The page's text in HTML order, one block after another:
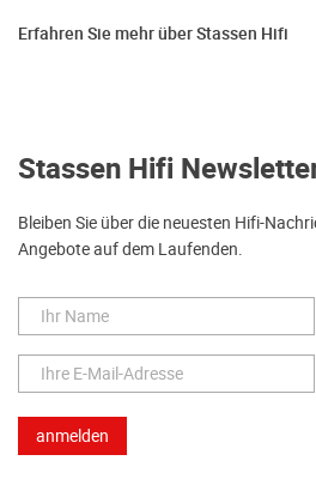
Erfahren Sie mehr über Stassen Hifi
Stassen Hifi
Bleiben Sie über die neuesten Hifi-
Angebote auf dem Laufenden.